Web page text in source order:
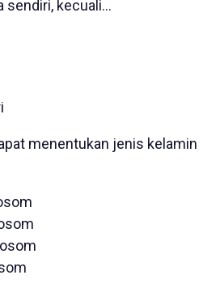
sendiri, kecuali...
menentukan jenis kelamin